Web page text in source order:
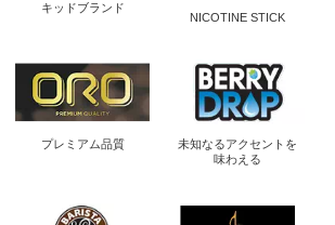
キッドブランド
NICOTINE STICK
プレミアム品質
未知なるアクセントを
味わえる